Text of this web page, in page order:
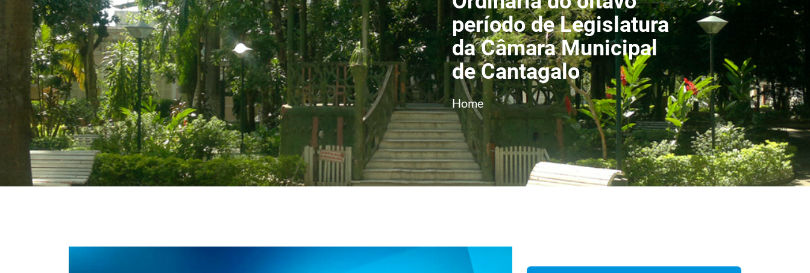
período de Legislatura
da Câmara Municipal
de Cantagalo
Home